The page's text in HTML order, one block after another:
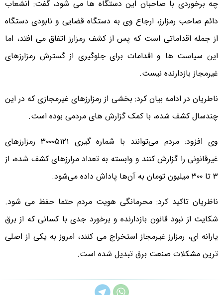
چه برخوردی با صاحبان این دستگاه ها می شود، گفت: انشعاب
دائم صاحب رمزارز، ارجاع وی به دستگاه قضایی و نابودی دستگاه
از جمله اقداماتی است که پس از کشف رمزارز اتفاق می افتد، اما
این سیاست ها و اقدامات برای جلوگیری از گسترش رمزارزهای
غیرمجاز بازدارنده نیست.
ناطریان در ادامه بیان کرد: بخشی از رمزارزهای غیرمجازی که در این
چندسال کشف شده، با کمک گزارش های مردمی بوده است.
وی افزود: مردم می‌توانند با شماره گیری ۳۰۰۰۵۱۲۱ رمزارز‌های
غیرقانونی را گزارش کنند و وابسته به تعداد مرارز‌های کشف شده، از
۳ تا ۳۰۰ میلیون تومان به آن‌ها پاداش داده می‌شود.
ناظریان تاکید کرد: محرمانگی هویت مردم حتما حفظ می شود.
شکایت از نبود قانون بازدارنده و برخورد جدی با کسانی که از برق
یارانه ای، رمزارز غیرمجاز استخراج می کنند، امروز به یکی از اصلی
ترین مشکلات صنعت برق تبدیل شده است.